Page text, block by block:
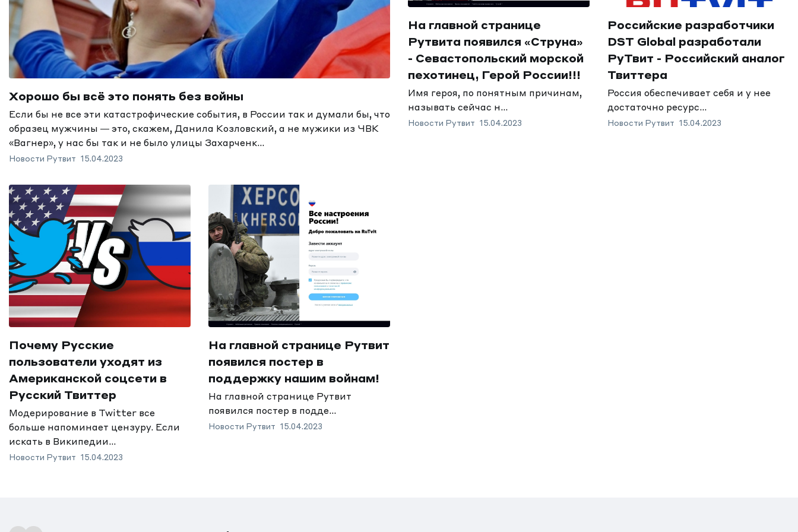
Хорошо бы всё это понять без войны
Если бы не все эти катастрофические события, в России так и думали бы, что
образец мужчины — это, скажем, Данила Козловский, а не мужики из ЧВК
«Вагнер», у нас бы так и не было улицы Захарченк...
Новости Рутвит 15.04.2023
Почему Русские
пользователи уходят из
Американской соцсети в
Русский Твиттер
Модерирование в Twitter все
больше напоминает цензуру. Если
искать в Википедии...
Новости Рутвит 15.04.2023
На главной странице Рутвит
появился постер в
поддержку нашим войнам!
На главной странице Рутвит
появился постер в подде...
Новости Рутвит 15.04.2023
На главной странице
Рутвита появился «Струна»
- Севастопольский морской
пехотинец, Герой России!!!
Имя героя, по понятным причинам,
называть сейчас н...
Новости Рутвит 15.04.2023
Российские разработчики
DST Global разработали
РуТвит - Российский аналог
Твиттера
Россия обеспечивает себя и у нее
достаточно ресурс...
Новости Рутвит 15.04.2023